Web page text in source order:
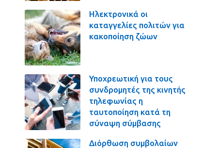
Ηλεκτρονικά οι
καταγγελίες πολιτών για
κακοποίηση ζώων
Υποχρεωτική για τους
συνδρομητές της κινητής
τηλεφωνίας η
ταυτοποίηση κατά τη
σύναψη σύμβασης
Διόρθωση συμβολαίων